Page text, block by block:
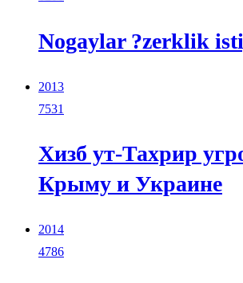
Nogaylar ?zerklik
2013
7531
Хизб ут-Тахрир
Крыму и Украине
2014
4786